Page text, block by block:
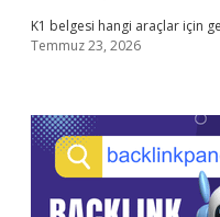
K1 belgesi hangi araçlar için
Temmuz 23, 2026